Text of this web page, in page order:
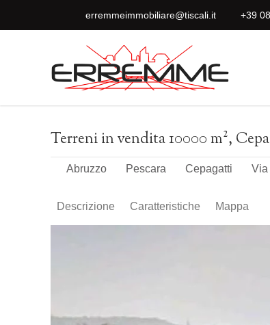
erremmeimmobiliare@tiscali.it +39
Terreni in vendita 10000 m²,
Abruzzo Pescara Cepagatti Via
Descrizione Caratteristiche Mappa